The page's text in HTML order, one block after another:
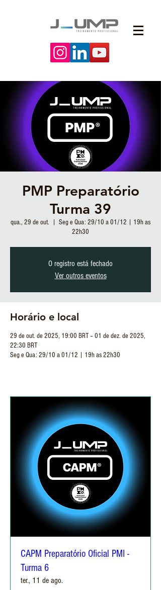
PMP Preparatório
Turma 39
qua., 29 de out.
Seg e Qua: 29/10 a 01/12 | 19h as
22h30
O registro está fechado
Ver outros eventos
Horário e local
29 de out. de 2025, 19:00 BRT – 01 de dez. de 2025,
22:30 BRT
Seg e Qua: 29/10 a 01/12 | 19h as 22h30
CAPM Preparatório Oficial PMI -
Turma 6
ter., 11 de ago.